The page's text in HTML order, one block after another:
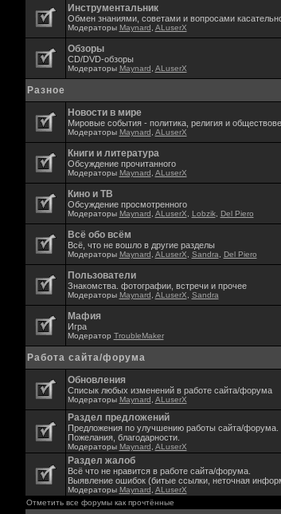
Инструментальник
Обмен знаниями, советами и вопросами
Модераторы Maynard ALuserX
Обзоры
CD/DVD-обзоры
Модераторы Maynard ALuserX
Разное
Новости в мире
Мировые события - политика, религия и
Модераторы Maynard ALuserX
Книги и литература
Обсуждение прочитанного
Модераторы Maynard ALuserX
Кино и ТВ
Обсуждение просмотренного
Модераторы Maynard ALuserX Lobzik, Del Piero
Всё обо всём
Всё, что не вошло в другие разделы
Модераторы Maynard ALuserX Sandra Del Piero
Пользователи
Знакомства. фотографии, встречи и прочее
Модераторы Maynard ALuserX Sandra
Мафия
Игра
Модератор TroubleMaker
Работа сайта/форума
Обновления
Списык любых изменений в работе сайта/форума
Модераторы Maynard ALuserX
Раздел предложений
Предложения по улучшению работы сайта/форума.
Пожелания, благодарности.
Модераторы Maynard ALuserX
Раздел жалоб
Всё что не нравится в работе сайта/форума.
Выявление ошибок (битые ссылки, неточная
Модераторы Maynard ALuserX
Отметить все форумы как прочтённые